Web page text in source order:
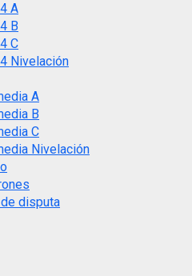
A
B
C
Nivelación
A
B
C
Nivelación
disputa